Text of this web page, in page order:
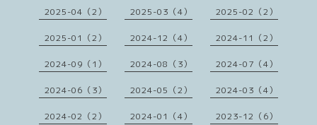
2025-04（2） 2025-03（4） 2025-02（2）
2025-01（2） 2024-12（4） 2024-11（2）
2024-09（1） 2024-08（3） 2024-07（4）
2024-06（3） 2024-05（2） 2024-03（4）
2024-02（2） 2024-01（4） 2023-12（6）